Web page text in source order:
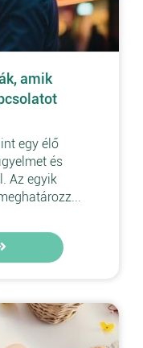
amik
egy élő
és
Az egyik